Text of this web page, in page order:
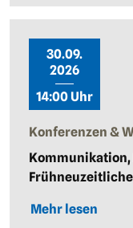
30.09.
2026
14:00 Uhr
Konferenzen &
Mehr lesen